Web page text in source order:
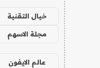
خيال التقنية
مجلة الاسهم
عالم الايفون